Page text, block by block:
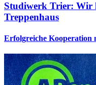
Studiwerk Trier: Wir
Treppenhaus
Erfolgreiche